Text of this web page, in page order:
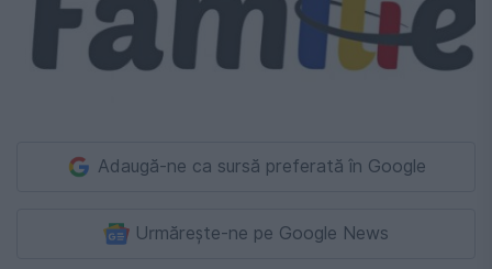
Adaugă-ne ca sursă preferată în Google
Urmărește-ne pe Google News